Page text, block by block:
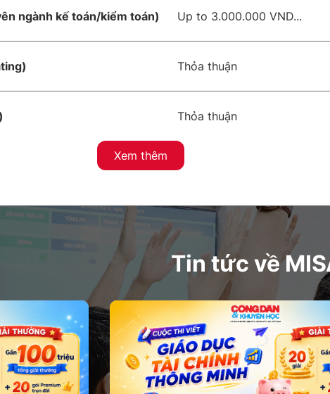
ngành kế toán/kiểm toán) Up to 3.000.000 VND...
Thỏa thuận
Thỏa thuận
Xem thêm
Tin tức về